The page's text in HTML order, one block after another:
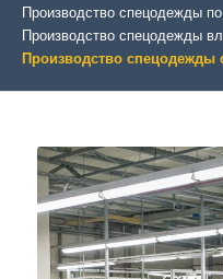
Производство спецодежды
Производство спецодежды
Производство